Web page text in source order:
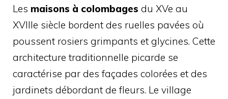
Les maisons à colombages du XVe au
XVIIIe siècle bordent des ruelles pavées où
poussent rosiers grimpants et glycines. Cette
architecture traditionnelle picarde se
caractérise par des façades colorées et des
jardinets débordant de fleurs. Le village